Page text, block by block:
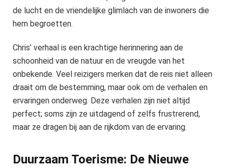
de lucht en de vriendelijke glimlach van de inwoners die
hem begroetten.
Chris’ verhaal is een krachtige herinnering aan de
schoonheid van de natuur en de vreugde van het
onbekende. Veel reizigers merken dat de reis niet alleen
draait om de bestemming, maar ook om de verhalen en
ervaringen onderweg. Deze verhalen zijn niet altijd
perfect; soms zijn ze uitdagend of zelfs frustrerend,
maar ze dragen bij aan de rijkdom van de ervaring.
Duurzaam Toerisme: De Nieuwe